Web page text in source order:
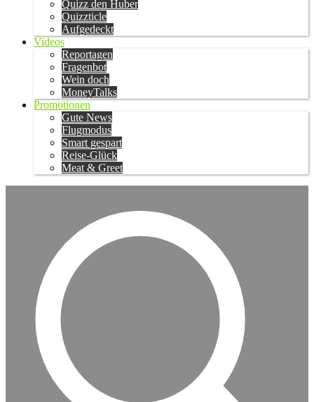
Quizz den Huber
Quizzticle
Aufgedeckt
Videos
Reportagen
Fragenbot
Wein doch
MoneyTalks
Promotionen
Gute News
Flugmodus
Smart gespart
Reise-Glück
Meat & Greet